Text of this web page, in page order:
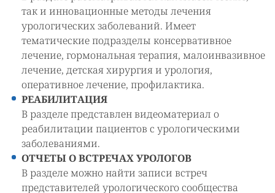
так и инновационные методы лечения
урологических заболеваний. Имеет
тематические подразделы консервативное
лечение, гормональная терапия, малоинвазивное
лечение, детская хирургия и урология,
оперативное лечение, профилактика.
РЕАБИЛИТАЦИЯ
В разделе представлен видеоматериал о
реабилитации пациентов с урологическими
заболеваниями.
ОТЧЕТЫ О ВСТРЕЧАХ УРОЛОГОВ
В разделе можно найти записи встреч
представителей урологического сообщества